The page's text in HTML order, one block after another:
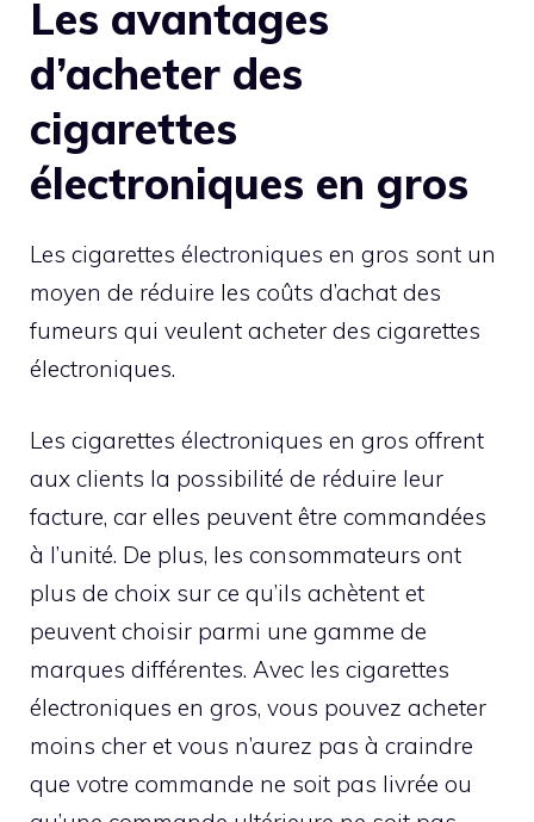
Les avantages
d’acheter des
cigarettes
électroniques en gros
Les cigarettes électroniques en gros sont un
moyen de réduire les coûts d’achat des
fumeurs qui veulent acheter des cigarettes
électroniques.
Les cigarettes électroniques en gros offrent
aux clients la possibilité de réduire leur
facture, car elles peuvent être commandées
à l’unité. De plus, les consommateurs ont
plus de choix sur ce qu’ils achètent et
peuvent choisir parmi une gamme de
marques différentes. Avec les cigarettes
électroniques en gros, vous pouvez acheter
moins cher et vous n’aurez pas à craindre
que votre commande ne soit pas livrée ou